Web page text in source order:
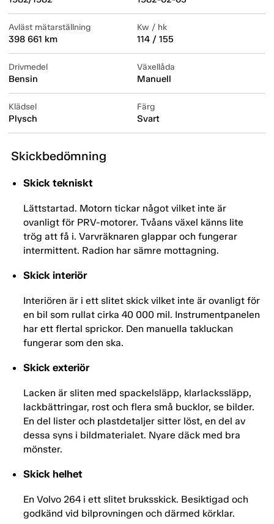
Avläst mätarställning
398 661 km
Kw / hk
114 / 155
Drivmedel
Bensin
Växellåda
Manuell
Klädsel
Plysch
Färg
Svart
Skickbedömning
Skick tekniskt
Lättstartad. Motorn tickar något vilket inte är
ovanligt för PRV-motorer. Tvåans växel känns lite
trög att få i. Varvräknaren glappar och fungerar
intermittent. Radion har sämre mottagning.
Skick interiör
Interiören är i ett slitet skick vilket inte är ovanligt för
en bil som rullat cirka 40 000 mil. Instrumentpanelen
har ett flertal sprickor. Den manuella takluckan
fungerar som den ska.
Skick exteriör
Lacken är sliten med spackelsläpp, klarlackssläpp,
lackbättringar, rost och flera små bucklor, se bilder.
En del lister och plastdetaljer sitter löst, en del av
dessa syns i bildmaterialet. Nyare däck med bra
mönster.
Skick helhet
En Volvo 264 i ett slitet bruksskick. Besiktigad och
godkänd vid bilprovningen och därmed körklar.